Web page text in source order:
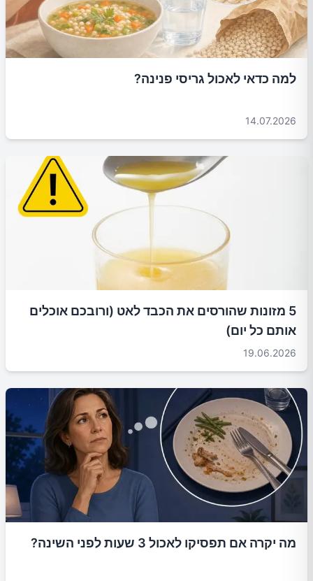
למה כדאי לאכול גריסי פנינה?
14.07.2026
5 מזונות שהורסים את הכבד לאט (ורובכם אוכלים
אותם כל יום)
19.06.2026
מה יקרה אם תפסיקו לאכול 3 שעות לפני השינה?